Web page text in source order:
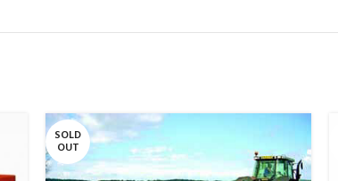
SOLD
OUT